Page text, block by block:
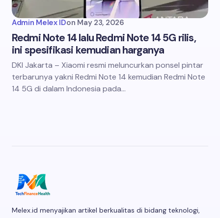
Admin Melex IDon May 23, 2026
Redmi Note 14 lalu Redmi Note 14 5G rilis,
ini spesifikasi kemudian harganya
DKI Jakarta – Xiaomi resmi meluncurkan ponsel pintar
terbarunya yakni Redmi Note 14 kemudian Redmi Note
14 5G di dalam Indonesia pada…
Melex.id menyajikan artikel berkualitas di bidang teknologi,